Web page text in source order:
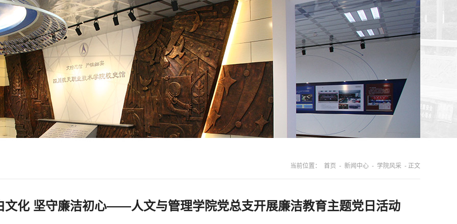
当前位置： 首页 - 新闻中心 - 学院风采 - 正文
文化 坚守廉洁初心——人文与管理学院党总支开展廉洁教育主题党日活动